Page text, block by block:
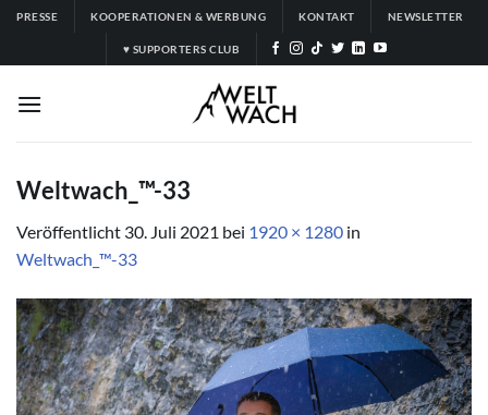
Zum
springen
PRESSE KOOPERATIONEN & WERBUNG KONTAKT NEWSLETTER
♥ SUPPORTERS CLUB
Weltwach_™-33
Veröffentlicht 30. Juli 2021 bei 1920 × 1280 in
Weltwach_™-33